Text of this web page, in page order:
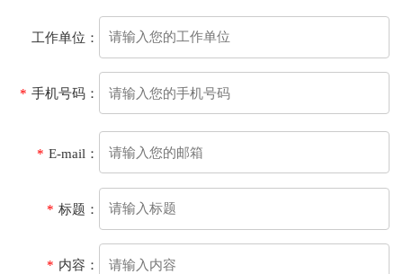
工作单位：
* 手机号码：
* E-mail：
* 标题：
* 内容：